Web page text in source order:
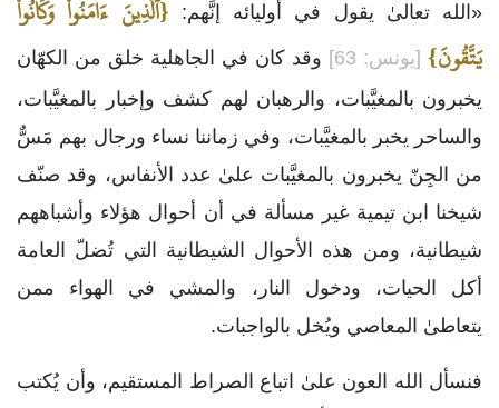
«الله تعالىٰ يقول في أوليائه إنَّهم: {ٱلَّذِينَ ءَامَنُواْ وَكَانُواْ
يَتَّقُونَ} [يونس: 63]
وقد كان في الجاهلية خلق من الكهّان
يخبرون بالمغيَّبات، والرهبان لهم كشف وإخبار بالمغيَّبات،
والساحر يخبر بالمغيَّبات، وفي زماننا نساء ورجال بهم مَسٌّ
من الجِنّ يخبرون بالمغيَّبات علىٰ عدد الأنفاس، وقد صنّف
شيخنا ابن تيمية غير مسألة في أن أحوال هؤلاء وأشباههم
شيطانية، ومن هذه الأحوال الشيطانية التي تُضلّ العامة
أكل الحيات، ودخول النار، والمشي في الهواء ممن
يتعاطىٰ المعاصي ويُخل بالواجبات.
فنسأل الله العون علىٰ اتباع الصراط المستقيم، وأن يُكتب